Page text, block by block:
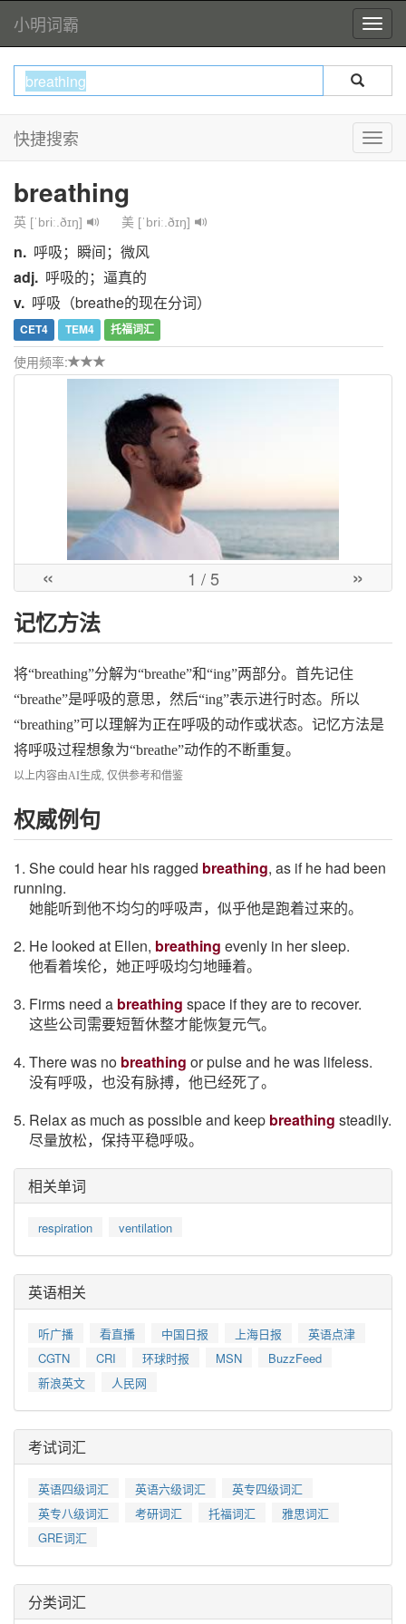
小明词霸
快捷搜索
breathing
英 [ˈbriː.ðɪŋ] 美 [ˈbriː.ðɪŋ]
n. 呼吸；瞬间；微风
adj. 呼吸的；逼真的
v. 呼吸（breathe的现在分词）
CET4 TEM4 托福词汇
使用频率:
« 1 / 5 »
记忆方法
将“breathing”分解为“breathe”和“ing”两部分。首先记住
“breathe”是呼吸的意思，然后“ing”表示进行时态。所以
“breathing”可以理解为正在呼吸的动作或状态。记忆方法是
将呼吸过程想象为“breathe”动作的不断重复。
以上内容由AI生成, 仅供参考和借鉴
权威例句
1. She could hear his ragged breathing, as if he had been
running.
她能听到他不均匀的呼吸声，似乎他是跑着过来的。
2. He looked at Ellen, breathing evenly in her sleep.
他看着埃伦，她正呼吸均匀地睡着。
3. Firms need a breathing space if they are to recover.
这些公司需要短暂休整才能恢复元气。
4. There was no breathing or pulse and he was lifeless.
没有呼吸，也没有脉搏，他已经死了。
5. Relax as much as possible and keep breathing steadily.
尽量放松，保持平稳呼吸。
相关单词
respiration ventilation
英语相关
听广播 看直播 中国日报 上海日报
英语点津
CGTN
CRI 环球时报 MSN
BuzzFeed
新浪英文
人民网
考试词汇
英语四级词汇 英语六级词汇
英专四级词汇
英专八级词汇
考研词汇 托福词汇
雅思词汇
GRE词汇
分类词汇